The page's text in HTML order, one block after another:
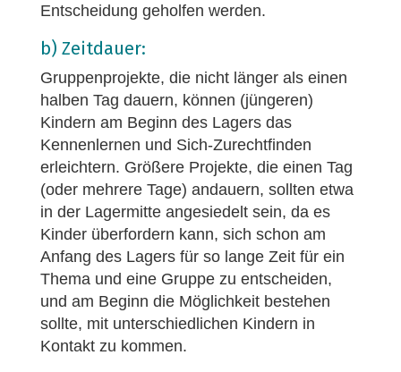
Entscheidung geholfen werden.
b) Zeitdauer:
Gruppenprojekte, die nicht länger als einen
halben Tag dauern, können (jüngeren)
Kindern am Beginn des Lagers das
Kennenlernen und Sich-Zurechtfinden
erleichtern. Größere Projekte, die einen Tag
(oder mehrere Tage) andauern, sollten etwa
in der Lagermitte angesiedelt sein, da es
Kinder überfordern kann, sich schon am
Anfang des Lagers für so lange Zeit für ein
Thema und eine Gruppe zu entscheiden,
und am Beginn die Möglichkeit bestehen
sollte, mit unterschiedlichen Kindern in
Kontakt zu kommen.